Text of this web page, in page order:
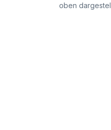
oben